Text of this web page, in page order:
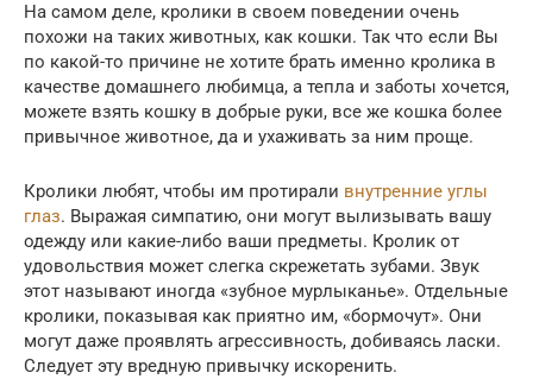
На самом деле, кролики в своем поведении очень
похожи на таких животных, как кошки. Так что если Вы
по какой-то причине не хотите брать именно кролика в
качестве домашнего любимца, а тепла и заботы хочется,
можете взять кошку в добрые руки, все же кошка более
привычное животное, да и ухаживать за ним проще.
Кролики любят, чтобы им протирали внутренние углы
глаз. Выражая симпатию, они могут вылизывать вашу
одежду или какие-либо ваши предметы. Кролик от
удовольствия может слегка скрежетать зубами. Звук
этот называют иногда «зубное мурлыканье». Отдельные
кролики, показывая как приятно им, «бормочут». Они
могут даже проявлять агрессивность, добиваясь ласки.
Следует эту вредную привычку искоренить.